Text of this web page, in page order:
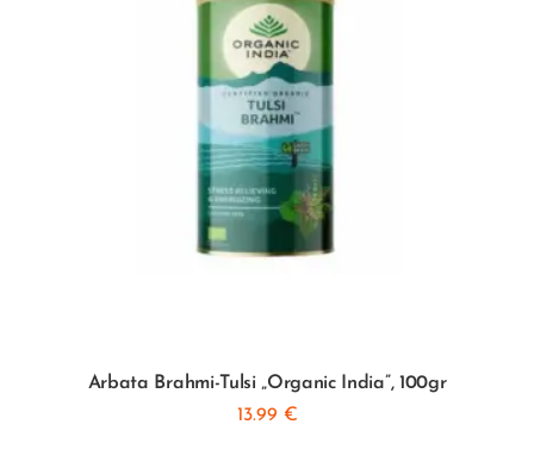
Arbata Brahmi-Tulsi „Organic India”, 100gr
13.99 €